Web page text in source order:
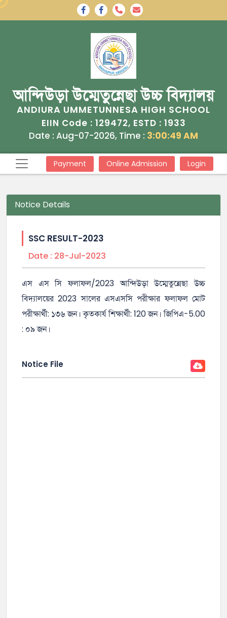
আন্দিউড়া উম্মেতুন্নেছা উচ্চ বিদ্যালয়
ANDIURA UMMETUNNESA HIGH SCHOOL
EIIN Code : 129472, ESTD : 1933
Date : Aug-07-2026, Time : 3:00:49 AM
Payment Online Admission Login
Notice Details
SSC RESULT-2023
Date : 28-Jul-2023
এস এস সি ফলাফল/2023 আন্দিউড়া উম্মেতুন্নেছা উচ্চ
বিদ্যালয়ের 2023 সালের এসএসসি পরীক্ষার ফলাফল মোট
পরীক্ষার্থী: ১৩৬ জন। কৃতকার্য শিক্ষার্থী: 120 জন। জিপিএ-5.00
: ০৯ জন।
Notice File